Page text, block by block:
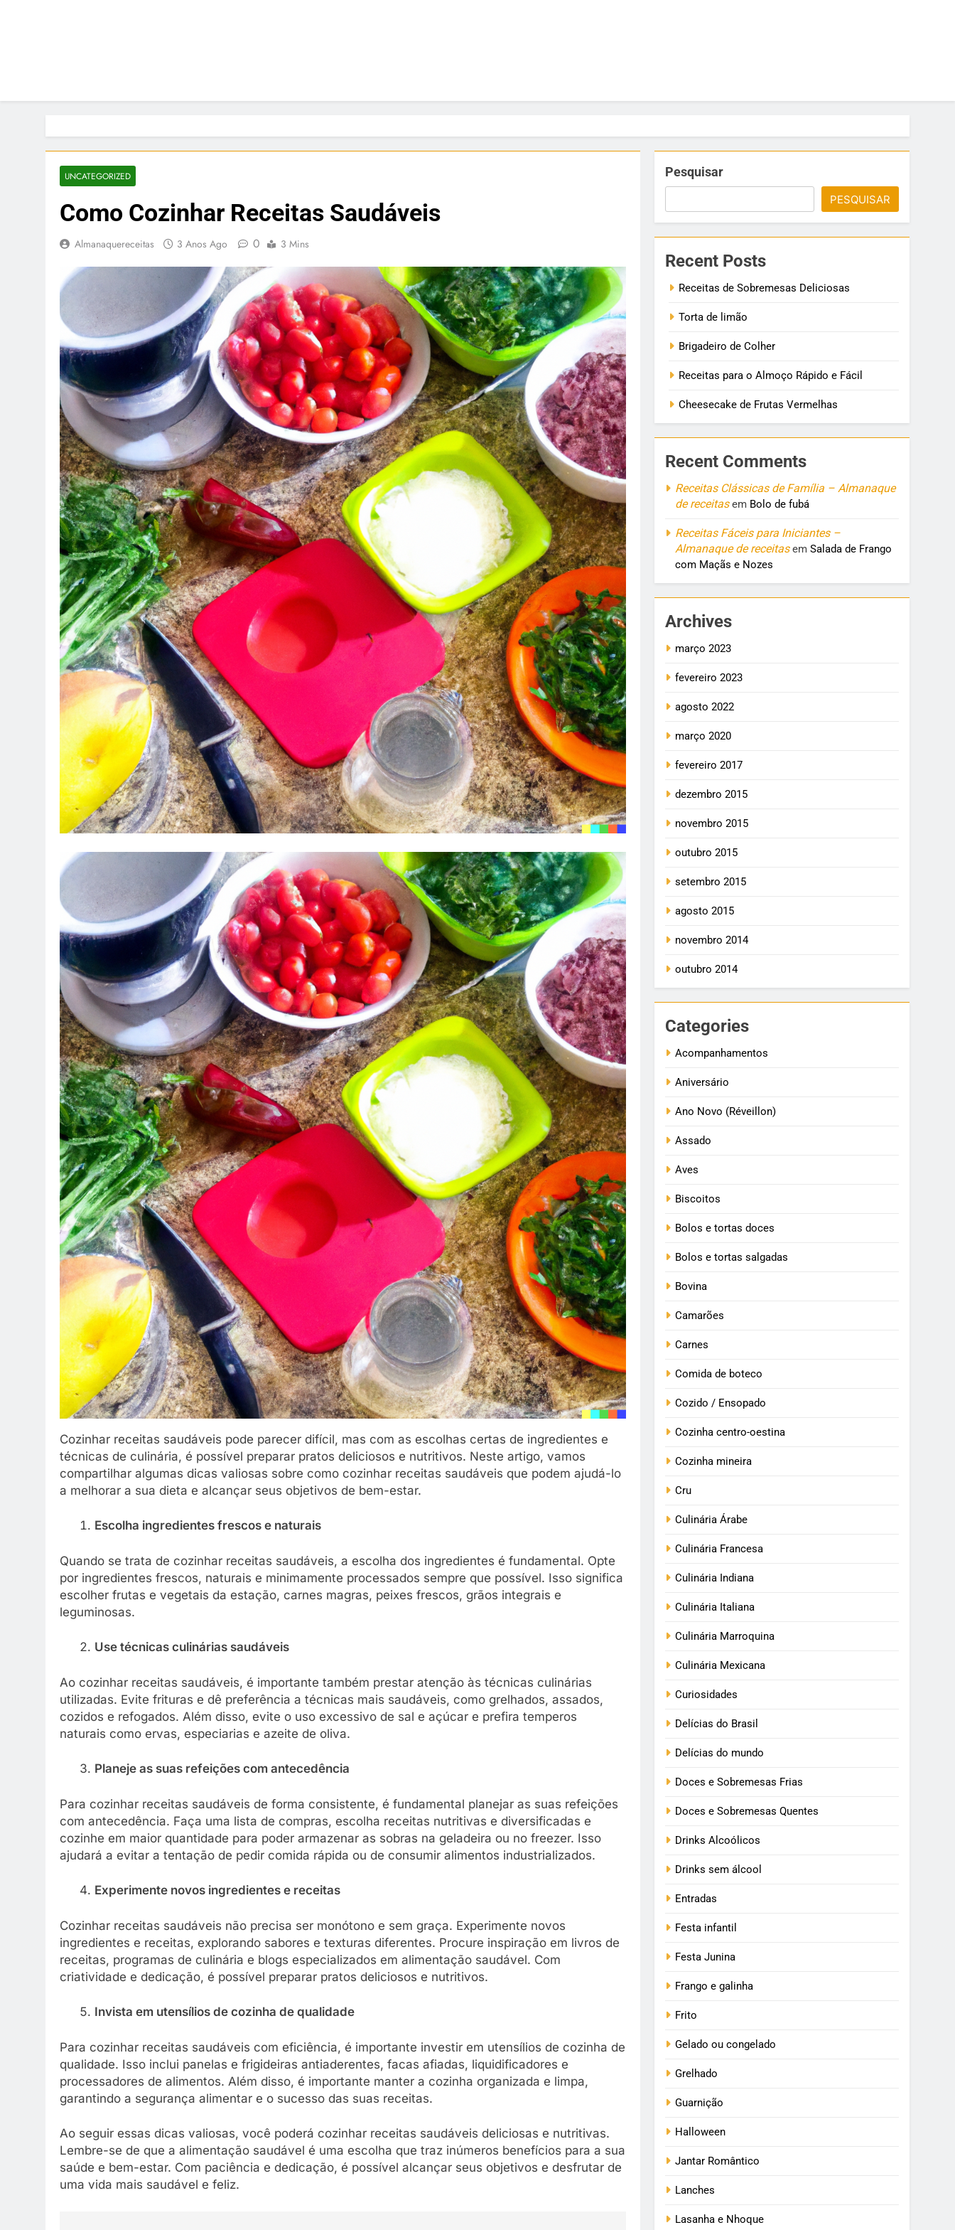
UNCATEGORIZED
Como Cozinhar Receitas Saudáveis
Almanaquereceitas 3 Anos Ago 0 3 Mins
Cozinhar receitas saudáveis pode parecer difícil, mas com as escolhas certas de ingredientes e
técnicas de culinária, é possível preparar pratos deliciosos e nutritivos. Neste artigo, vamos
compartilhar algumas dicas valiosas sobre como cozinhar receitas saudáveis que podem ajudá-lo
a melhorar a sua dieta e alcançar seus objetivos de bem-estar.
Escolha ingredientes frescos e naturais
Quando se trata de cozinhar receitas saudáveis, a escolha dos ingredientes é fundamental. Opte
por ingredientes frescos, naturais e minimamente processados sempre que possível. Isso significa
escolher frutas e vegetais da estação, carnes magras, peixes frescos, grãos integrais e
leguminosas.
Use técnicas culinárias saudáveis
Ao cozinhar receitas saudáveis, é importante também prestar atenção às técnicas culinárias
utilizadas. Evite frituras e dê preferência a técnicas mais saudáveis, como grelhados, assados,
cozidos e refogados. Além disso, evite o uso excessivo de sal e açúcar e prefira temperos
naturais como ervas, especiarias e azeite de oliva.
Planeje as suas refeições com antecedência
Para cozinhar receitas saudáveis de forma consistente, é fundamental planejar as suas refeições
com antecedência. Faça uma lista de compras, escolha receitas nutritivas e diversificadas e
cozinhe em maior quantidade para poder armazenar as sobras na geladeira ou no freezer. Isso
ajudará a evitar a tentação de pedir comida rápida ou de consumir alimentos industrializados.
Experimente novos ingredientes e receitas
Cozinhar receitas saudáveis não precisa ser monótono e sem graça. Experimente novos
ingredientes e receitas, explorando sabores e texturas diferentes. Procure inspiração em livros de
receitas, programas de culinária e blogs especializados em alimentação saudável. Com
criatividade e dedicação, é possível preparar pratos deliciosos e nutritivos.
Invista em utensílios de cozinha de qualidade
Para cozinhar receitas saudáveis com eficiência, é importante investir em utensílios de cozinha de
qualidade. Isso inclui panelas e frigideiras antiaderentes, facas afiadas, liquidificadores e
processadores de alimentos. Além disso, é importante manter a cozinha organizada e limpa,
garantindo a segurança alimentar e o sucesso das suas receitas.
Ao seguir essas dicas valiosas, você poderá cozinhar receitas saudáveis deliciosas e nutritivas.
Lembre-se de que a alimentação saudável é uma escolha que traz inúmeros benefícios para a sua
saúde e bem-estar. Com paciência e dedicação, é possível alcançar seus objetivos e desfrutar de
uma vida mais saudável e feliz.
Pesquisar
PESQUISAR
Recent Posts
Receitas de Sobremesas Deliciosas
Torta de limão
Brigadeiro de Colher
Receitas para o Almoço Rápido e Fácil
Cheesecake de Frutas Vermelhas
Recent Comments
Receitas Clássicas de Família – Almanaque
de receitasem Bolo de fubá
Receitas Fáceis para Iniciantes –
Almanaque de receitasemSalada de Frango
com Maçãs e Nozes
Archives
março 2023
fevereiro 2023
agosto 2022
março 2020
fevereiro 2017
dezembro 2015
novembro 2015
outubro 2015
setembro 2015
agosto 2015
novembro 2014
outubro 2014
Categories
Acompanhamentos
Aniversário
Ano Novo (Réveillon)
Assado
Aves
Biscoitos
Bolos e tortas doces
Bolos e tortas salgadas
Bovina
Camarões
Carnes
Comida de boteco
Cozido / Ensopado
Cozinha centro-oestina
Cozinha mineira
Cru
Culinária Árabe
Culinária Francesa
Culinária Indiana
Culinária Italiana
Culinária Marroquina
Culinária Mexicana
Curiosidades
Delícias do Brasil
Delícias do mundo
Doces e Sobremesas Frias
Doces e Sobremesas Quentes
Drinks Alcoólicos
Drinks sem álcool
Entradas
Festa infantil
Festa Junina
Frango e galinha
Frito
Gelado ou congelado
Grelhado
Guarnição
Halloween
Jantar Romântico
Lanches
Lasanha e Nhoque